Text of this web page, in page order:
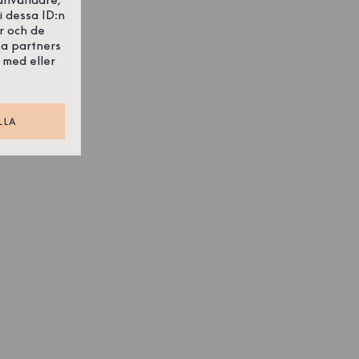
dessa ID:n
och de
partners
eller